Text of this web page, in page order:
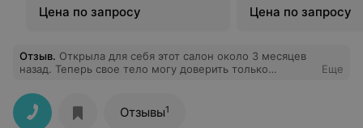
Цена по запросу
Цена по запросу
Отзыв. Открыла для себя этот салон около 3 месяцев
назад. Теперь свое тело могу доверить только
индивидуальный подход, профессиональные
сотрудники. Особенно радуют цены) Спасибо за вашу
работу ❤️! Салон однозначно рекомендую!
Еще
Отзывы1